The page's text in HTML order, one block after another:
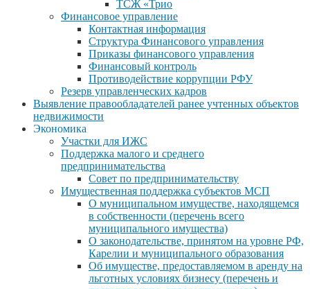
ТСЖ «Трио
Финансовое управление
Контактная информация
Структура Финансового управления
Приказы финансового управления
Финансовый контроль
Противодействие коррупции РФУ
Резерв управленческих кадров
Выявление правообладателей ранее учтенных объектов
недвижимости
Экономика
Участки для ИЖС
Поддержка малого и среднего
предпринимательства
Совет по предпринимательству
Имущественная поддержка субъектов МСП
О муниципальном имуществе, находящемся
в собственности (перечень всего
муниципального имущества)
О законодательстве, принятом на уровне РФ,
Карелии и муниципального образования
Об имуществе, предоставляемом в аренду на
льготных условиях бизнесу (перечень и